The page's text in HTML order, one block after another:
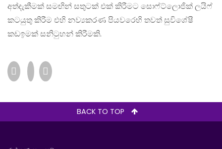
අත්දැකීමක් සමඟින් සතුටක් එක් කිරීමට සොෆ්ට්ලොජික් ලයිෆ්
කටයුතු කිරීම එහි නව්‍යකරණ පියවරෙහි තවත් සුවිශේෂී
කඩඉමක් සනිටුහන් කිරීමකි.
BACK TO TOP